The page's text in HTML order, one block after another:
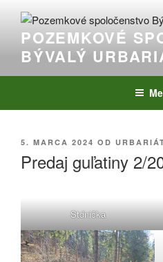
obsahPOZEMKOVÉ
BÝVALÝ
PUBLIKOVANÉ
5. MARCA 2024 OD
Predaj guľatiny 2/
Stdnička